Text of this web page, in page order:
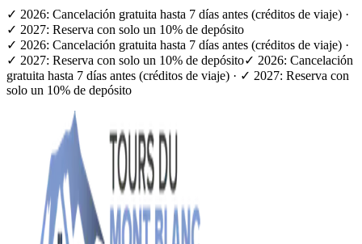
✓ 2026: Cancelación gratuita hasta 7 días antes (créditos de viaje) ·
✓ 2027: Reserva con solo un 10% de depósito
✓ 2026: Cancelación gratuita hasta 7 días antes (créditos de viaje) ·
✓ 2027: Reserva con solo un 10% de depósito✓ 2026: Cancelación
gratuita hasta 7 días antes (créditos de viaje) · ✓ 2027: Reserva con
solo un 10% de depósito